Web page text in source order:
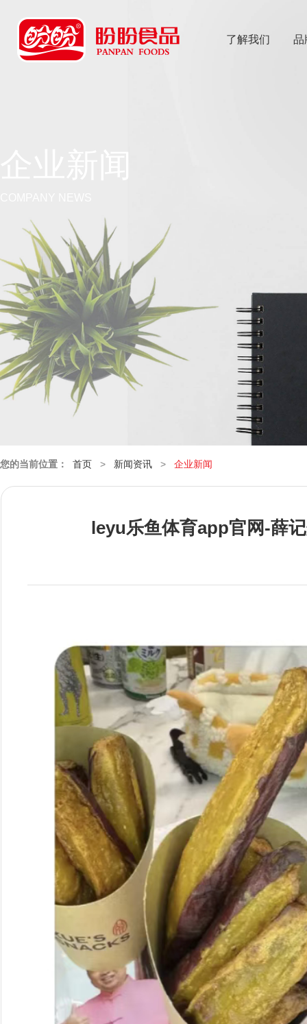
了解我们 品
您的当前位置： 首页 > 新闻资讯 > 企业新闻
leyu乐鱼体育app官网-薛